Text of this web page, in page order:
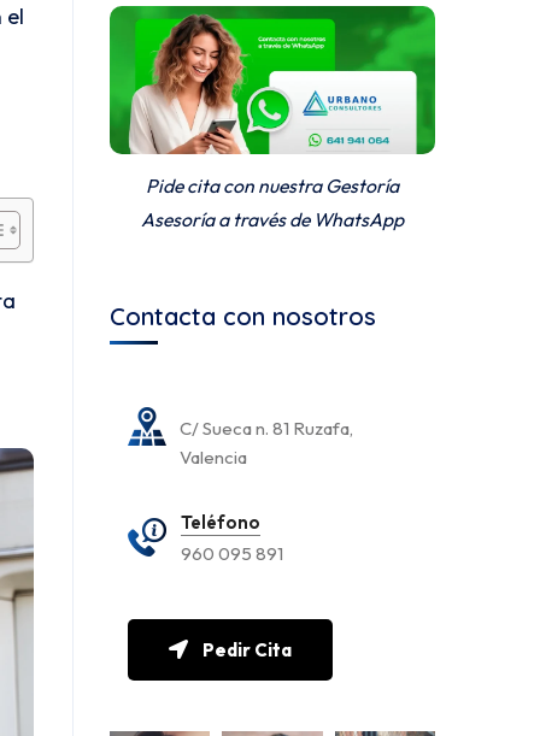
el
Pide cita con nuestra Gestoría
Asesoría a través de WhatsApp
Contacta con nosotros
C/ Sueca n. 81 Ruzafa,
Valencia
Teléfono
960 095 891
Pedir Cita